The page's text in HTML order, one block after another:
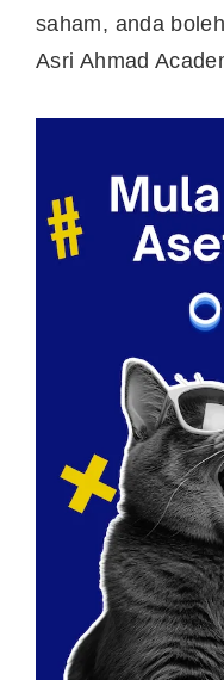
saham, anda
Asri Ahmad